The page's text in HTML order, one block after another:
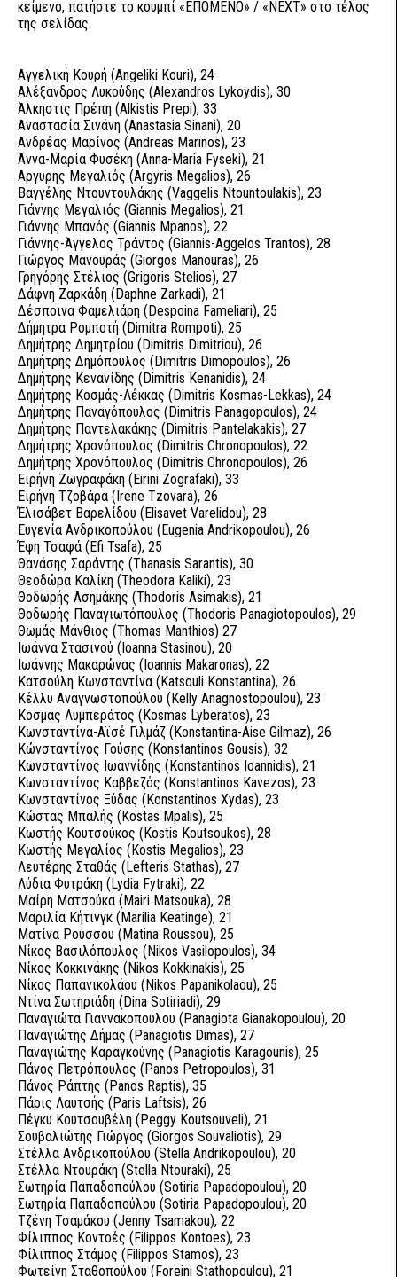
κείμενο, πατήστε το κουμπί «ΕΠΟΜΕΝΟ» / «ΝΕΧΤ» στο τέλος
της σελίδας.
Αγγελική Κουρή (Angeliki Kouri), 24
Αλέξανδρος Λυκούδης (Alexandros Lykoydis), 30
Άλκηστις Πρέπη (Alkistis Prepi), 33
Αναστασία Σινάνη (Anastasia Sinani), 20
Ανδρέας Μαρίνος (Andreas Marinos), 23
Άννα-Μαρία Φυσέκη (Anna-Maria Fyseki), 21
Αργυρης Μεγαλιός (Argyris Megalios), 26
Βαγγέλης Ντουντουλάκης (Vaggelis Ntountoulakis), 23
Γιάννης Μεγαλιός (Giannis Megalios), 21
Γιάννης Μπανός (Giannis Mpanos), 22
Γιάννης-Άγγελος Τράντος (Giannis-Aggelos Trantos), 28
Γιώργος Μανουράς (Giorgos Manouras), 26
Γρηγόρης Στέλιος (Grigoris Stelios), 27
Δάφνη Ζαρκάδη (Daphne Zarkadi), 21
Δέσποινα Φαμελιάρη (Despoina Fameliari), 25
Δήμητρα Ρομποτή (Dimitra Rompoti), 25
Δημήτρης Δημητρίου (Dimitris Dimitriou), 26
Δημήτρης Δημόπουλος (Dimitris Dimopoulos), 26
Δημήτρης Κενανίδης (Dimitris Kenanidis), 24
Δημήτρης Κοσμάς-Λέκκας (Dimitris Kosmas-Lekkas), 24
Δημήτρης Παναγόπουλος (Dimitris Panagopoulos), 24
Δημήτρης Παντελακάκης (Dimitris Pantelakakis), 27
Δημήτρης Χρονόπουλος (Dimitris Chronopoulos), 22
Δημήτρης Χρονόπουλος (Dimitris Chronopoulos), 26
Ειρήνη Ζωγραφάκη (Eirini Zografaki), 33
Ειρήνη Τζοβάρα (Irene Tzovara), 26
Έλισάβετ Βαρελίδου (Elisavet Varelidou), 28
Ευγενία Ανδρικοπούλου (Eugenia Andrikopoulou), 26
Έφη Τσαφά (Efi Tsafa), 25
Θανάσης Σαράντης (Thanasis Sarantis), 30
Θεοδώρα Καλίκη (Theodora Kaliki), 23
Θοδωρής Ασημάκης (Thodoris Asimakis), 21
Θοδωρής Παναγιωτόπουλος (Thodoris Panagiotopoulos), 29
Θωμάς Μάνθιος (Thomas Manthios) 27
Ιωάννα Στασινού (Ioanna Stasinou), 20
Ιωάννης Μακαρώνας (Ioannis Makaronas), 22
Κατσούλη Κωνσταντίνα (Katsouli Konstantina), 26
Κέλλυ Αναγνωστοπούλου (Kelly Anagnostopoulou), 23
Κοσμάς Λυμπεράτος (Kosmas Lyberatos), 23
Κωνσταντίνα-Αϊσέ Γιλμάζ (Konstantina-Aise Gilmaz), 26
Κώνσταντίνος Γούσης (Konstantinos Gousis), 32
Κωνσταντίνος Ιωαννίδης (Konstantinos Ioannidis), 21
Κωνσταντίνος Καββεζός (Konstantinos Kavezos), 23
Κωνσταντίνος Ξύδας (Konstantinos Xydas), 23
Κώστας Μπαλής (Kostas Mpalis), 25
Κωστής Κουτσούκος (Kostis Koutsoukos), 28
Κωστής Μεγαλίος (Kostis Megalios), 23
Λευτέρης Σταθάς (Lefteris Stathas), 27
Λύδια Φυτράκη (Lydia Fytraki), 22
Μαίρη Ματσούκα (Mairi Matsouka), 28
Μαριλία Κήτινγκ (Marilia Keatinge), 21
Ματίνα Ρούσσου (Matina Roussou), 25
Νίκος Βασιλόπουλος (Nikos Vasilopoulos), 34
Νίκος Κοκκινάκης (Nikos Kokkinakis), 25
Νίκος Παπανικολάου (Nikos Papanikolaou), 25
Ντίνα Σωτηριάδη (Dina Sotiriadi), 29
Παναγιώτα Γιαννακοπούλου (Panagiota Gianakopoulou), 20
Παναγιώτης Δήμας (Panagiotis Dimas), 27
Παναγιώτης Καραγκούνης (Panagiotis Karagounis), 25
Πάνος Πετρόπουλος (Panos Petropoulos), 31
Πάνος Ράπτης (Panos Raptis), 35
Πάρις Λαυτσής (Paris Laftsis), 26
Πέγκυ Κουτσουβέλη (Peggy Koutsouveli), 21
Σουβαλιώτης Γιώργος (Giorgos Souvaliotis), 29
Στέλλα Ανδρικοπούλου (Stella Andrikopoulou), 20
Στέλλα Ντουράκη (Stella Ntouraki), 25
Σωτηρία Παπαδοπούλου (Sotiria Papadopoulou), 20
Σωτηρία Παπαδοπούλου (Sotiria Papadopoulou), 20
Τζένη Τσαμάκου (Jenny Tsamakou), 22
Φίλιππος Κοντοές (Filippos Kontoes), 23
Φίλιππος Στάμος (Filippos Stamos), 23
Φωτείνη Σταθοπούλου (Foreini Stathopoulou), 21